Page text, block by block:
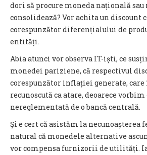
dori să procure moneda națională sau
consolidează? Vor achita un discount
corespunzător diferențialului de
entități.
Abia atunci vor observa IT-iști, ce
monedei pariziene, că respectivul
corespunzător inflației generate, care
recunoscută ca atare, deoarece
nereglementată de o bancă centrală.
Și e cert că asistăm la necunoașterea
natural că monedele alternative
vor compensa furnizorii de utilități.